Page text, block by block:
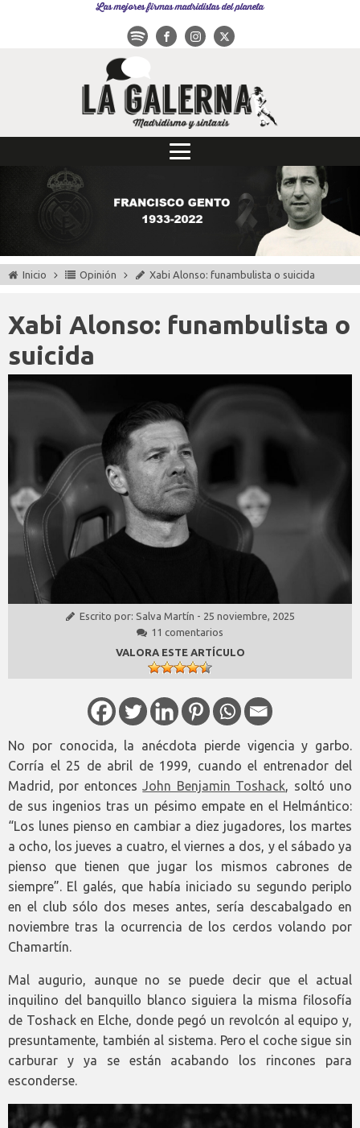
Las mejores firmas madridistas del planeta
Inicio Opinión Xabi Alonso: funambulista o suicida
Xabi Alonso: funambulista o
suicida
Escrito por: Salva Martín - 25 noviembre, 2025
11 comentarios
VALORA ESTE ARTÍCULO
No por conocida, la anécdota pierde vigencia y garbo.
Corría el 25 de abril de 1999, cuando el entrenador del
Madrid, por entoncesJohn Benjamin Toshack, soltó uno
de sus ingenios tras un pésimo empate en el Helmántico:
“Los lunes pienso en cambiar a diez jugadores, los martes
a ocho, los jueves a cuatro, el viernes a dos, y el sábado ya
pienso que tienen que jugar los mismos cabrones de
siempre”. El galés, que había iniciado su segundo periplo
en el club sólo dos meses antes, sería descabalgado en
noviembre tras la ocurrencia de los cerdos volando por
Chamartín.
Mal augurio, aunque no se puede decir que el actual
inquilino del banquillo blanco siguiera la misma filosofía
de Toshack en Elche, donde pegó un revolcón al equipo y,
presuntamente, también al sistema. Pero el coche sigue sin
carburar y ya se están acabando los rincones para
esconderse.